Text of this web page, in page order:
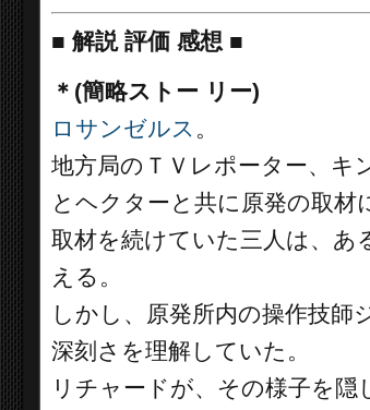
■ 解説 評価 感想 ■
＊(簡略ストー リー)
ロサンゼルス 。
地方局のＴＶレポーター、キ
とヘクターと共に原発の取材
取材を続けていた三人は、あ
える。
しかし、原発所内の操作技師
深刻さを理解していた。
リチャードが、その様子を